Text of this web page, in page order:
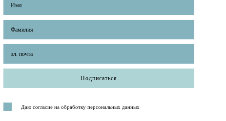
Подписаться
Даю согласие на обработку персональных данных